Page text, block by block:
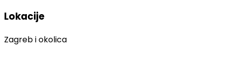
Lokacije
Zagreb i okolica